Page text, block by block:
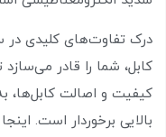
درک تفاوت‌های کلیدی در
کابل، شما را قادر می‌سازد
کیفیت و اصالت
بالایی برخوردار است.